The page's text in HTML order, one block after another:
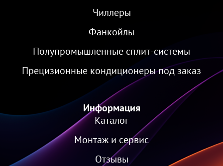
Чиллеры
Фанкойлы
Полупромышленные сплит-системы
Прецизионные кондиционеры под заказ
Информация
Каталог
Монтаж и сервис
Отзывы